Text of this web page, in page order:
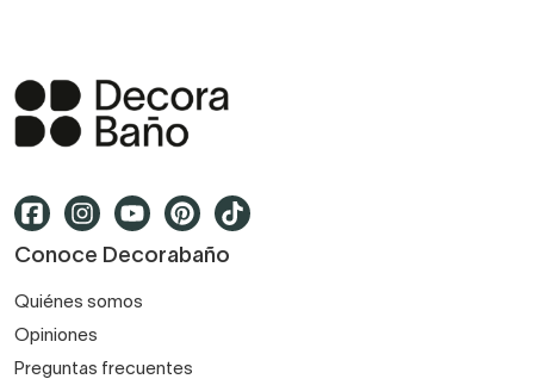
Conoce Decorabaño
Quiénes somos
Opiniones
Preguntas frecuentes